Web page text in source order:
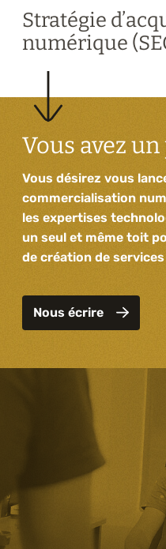
Stratégie
numérique
Vous avez
Vous désirez vous
commercialisation
les expertises
un seul et même toit
de création de
Nous écrire